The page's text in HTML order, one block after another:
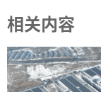
相关内容